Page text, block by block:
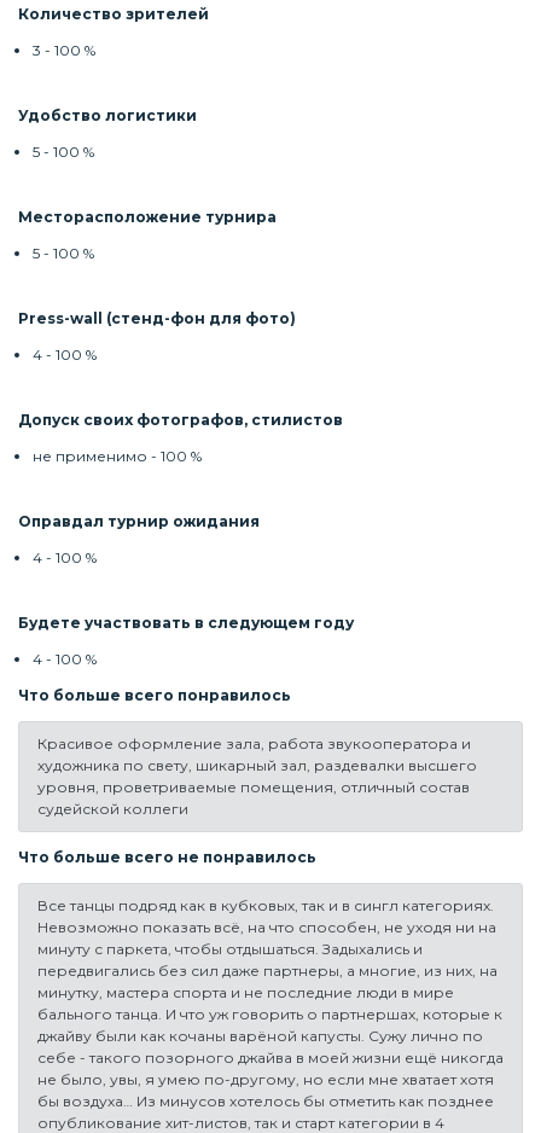
Количество зрителей
3 - 100 %
Удобство логистики
5 - 100 %
Месторасположение турнира
5 - 100 %
Press-wall (стенд-фон для фото)
4 - 100 %
Допуск своих фотографов, стилистов
не применимо - 100 %
Оправдал турнир ожидания
4 - 100 %
Будете участвовать в следующем году
4 - 100 %
Что больше всего понравилось
Красивое оформление зала, работа звукооператора и
художника по свету, шикарный зал, раздевалки высшего
уровня, проветриваемые помещения, отличный состав
судейской коллеги
Что больше всего не понравилось
Все танцы подряд как в кубковых, так и в сингл категориях.
Невозможно показать всё, на что способен, не уходя ни на
минуту с паркета, чтобы отдышаться. Задыхались и
передвигались без сил даже партнеры, а многие, из них, на
минутку, мастера спорта и не последние люди в мире
бального танца. И что уж говорить о партнершах, которые к
джайву были как кочаны варёной капусты. Сужу лично по
себе - такого позорного джайва в моей жизни ещё никогда
не было, увы, я умею по-другому, но если мне хватает хотя
бы воздуха… Из минусов хотелось бы отметить как позднее
опубликование хит-листов, так и старт категории в 4